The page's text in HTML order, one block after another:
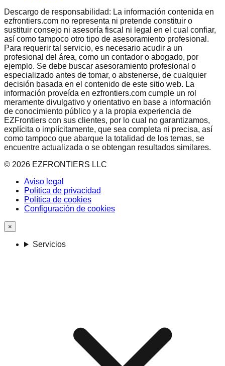
Descargo de responsabilidad: La información contenida en
ezfrontiers.com no representa ni pretende constituir o
sustituir consejo ni asesoría fiscal ni legal en el cual confiar,
así como tampoco otro tipo de asesoramiento profesional.
Para requerir tal servicio, es necesario acudir a un
profesional del área, como un contador o abogado, por
ejemplo. Se debe buscar asesoramiento profesional o
especializado antes de tomar, o abstenerse, de cualquier
decisión basada en el contenido de este sitio web. La
información proveída en ezfrontiers.com cumple un rol
meramente divulgativo y orientativo en base a información
de conocimiento público y a la propia experiencia de
EZFrontiers con sus clientes, por lo cual no garantizamos,
explícita o implícitamente, que sea completa ni precisa, así
como tampoco que abarque la totalidad de los temas, se
encuentre actualizada o se obtengan resultados similares.
© 2026 EZFRONTIERS LLC
Aviso legal
Política de privacidad
Política de cookies
Configuración de cookies
×
Servicios